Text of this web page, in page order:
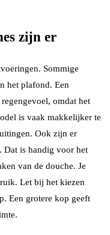
zijn er
Sommige
het plafond. Een
omdat het
is vaak makkelijker te
Ook zijn er
Dat is handig voor het
van de douche. Je
Let bij het kiezen
Een grotere kop geeft